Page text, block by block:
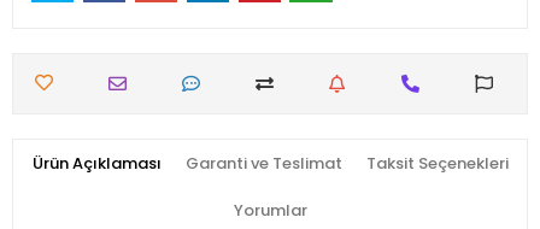
Ürün Açıklaması Garanti ve Teslimat Taksit Seçenekleri
Yorumlar